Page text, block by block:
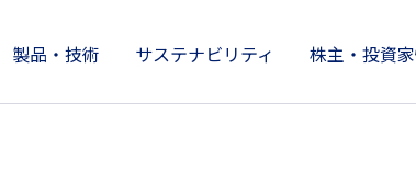
企業情報
製品・技術
製品情報
技術開発とイノベーショ
サステナビリティ
サステナビリティ
株主・投資
株主・投資家情報